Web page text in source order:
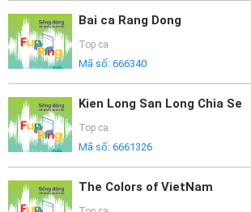
Bai ca Rang Dong
Top ca
Mã số: 666340
Kien Long San Long Chia Se
Top ca
Mã số: 6661326
The Colors of VietNam